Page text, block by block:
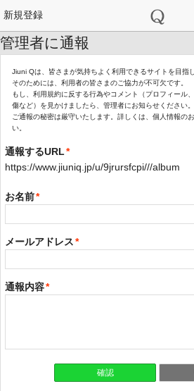
新規登録
管理者に通報
Jiuni Qは、皆さまが気持ちよく利用できるサイトを目指
そのためには、利用者の皆さまのご協力が不可欠です。
もし、利用規約に反する行為やコメント（プロフィール
傷など）を見かけましたら、管理者にお知らせください。
ご通報の秘密は厳守いたします。詳しくは、個人情報の
い。
通報するURL*
https://www.jiuniq.jp/u/9jrursfcpi///album
お名前*
メールアドレス*
通報内容*